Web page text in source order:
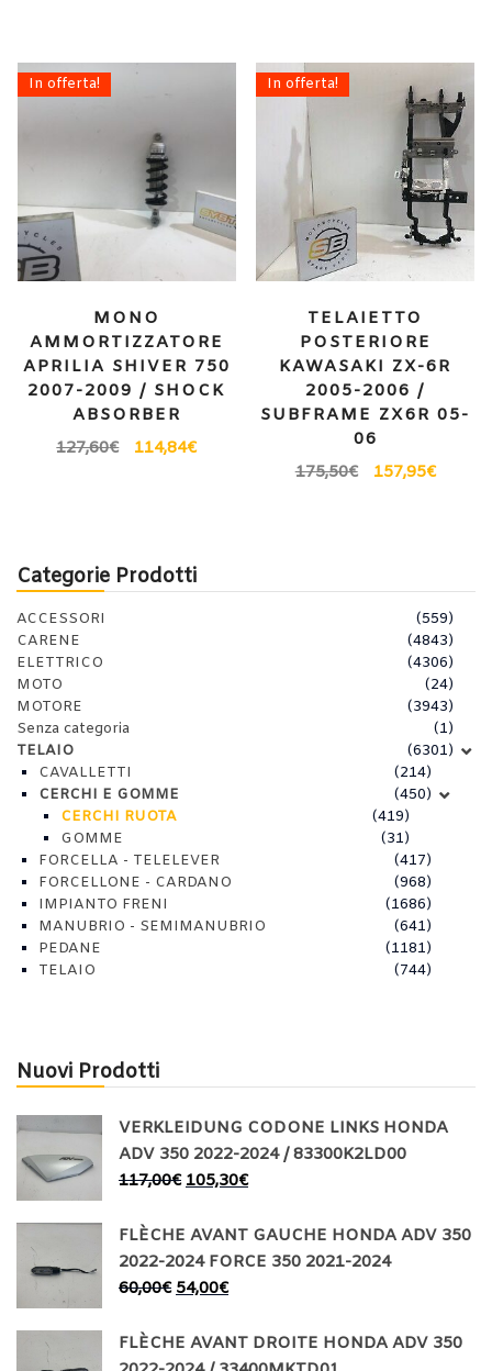
In offerta!
MONO
AMMORTIZZATORE
APRILIA SHIVER 750
2007-2009 / SHOCK
ABSORBER
127,60€ 114,84€
In offerta!
TELAIETTO
POSTERIORE
KAWASAKI ZX-6R
2005-2006 /
SUBFRAME ZX6R 05-
06
175,50€ 157,95€
Categorie Prodotti
ACCESSORI
(559)
CARENE
(4843)
ELETTRICO
(4306)
MOTO
(24)
MOTORE
(3943)
Senza categoria
(1)
TELAIO
(6301)
CAVALLETTI
(214)
CERCHI E GOMME
(450)
CERCHI RUOTA
(419)
GOMME
(31)
FORCELLA - TELELEVER
(417)
FORCELLONE - CARDANO
(968)
IMPIANTO FRENI
(1686)
MANUBRIO - SEMIMANUBRIO
(641)
PEDANE
(1181)
TELAIO
(744)
Nuovi Prodotti
VERKLEIDUNG CODONE LINKS HONDA
ADV 350 2022-2024 / 83300K2LD00
117,00€ 105,30€
FLÈCHE AVANT GAUCHE HONDA ADV 350
2022-2024 FORCE 350 2021-2024
60,00€ 54,00€
FLÈCHE AVANT DROITE HONDA ADV 350